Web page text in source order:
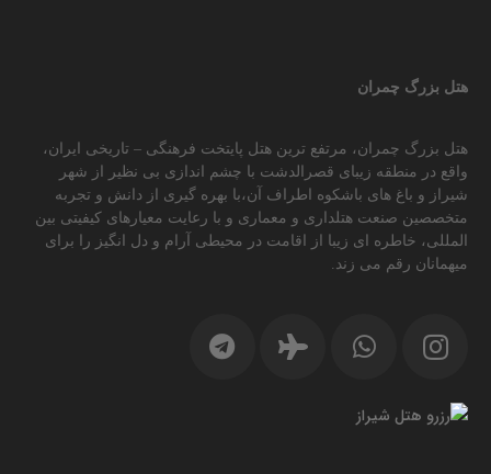
هتل بزرگ چمران
هتل بزرگ چمران، مرتفع ترین هتل پایتخت فرهنگی – تاریخی ایران،
واقع در منطقه زیبای قصرالدشت با چشم اندازی بی نظیر از شهر
شیراز و باغ های باشکوه اطراف آن،با بهره گیری از دانش و تجربه
متخصصین صنعت هتلداری و معماری و با رعایت معیارهای کیفیتی بین
المللی، خاطره ای زیبا از اقامت در محیطی آرام و دل انگیز را برای
میهمانان رقم می زند.